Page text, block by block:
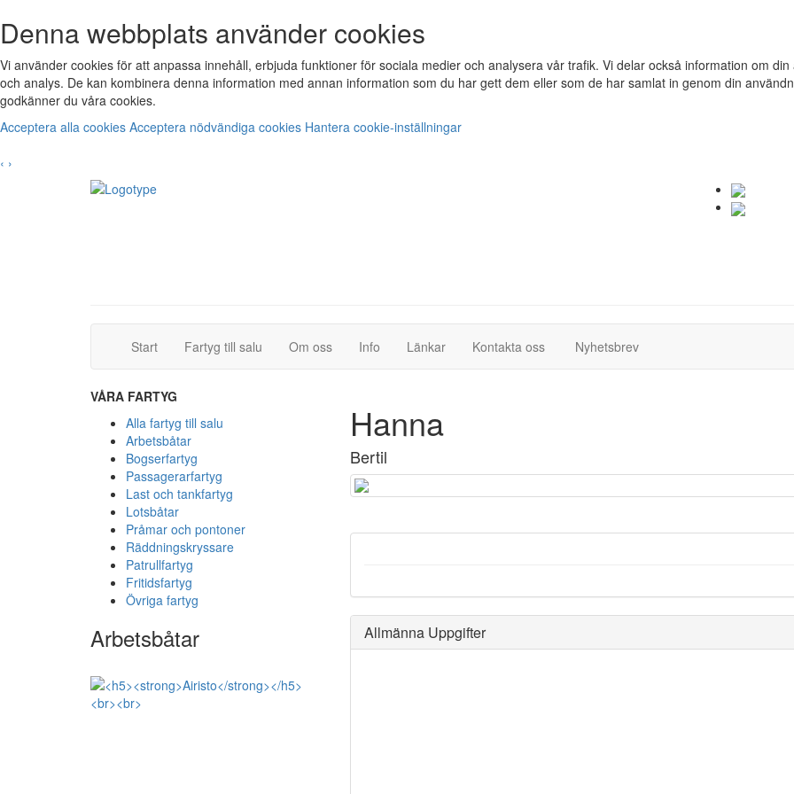
Denna webbplats använder cookies
Vi använder cookies för att anpassa innehåll, erbjuda funktioner för sociala medier och analysera vår trafik. Vi delar också information om
och analys. De kan kombinera denna information med annan information som du har gett dem eller som de har samlat in genom din
godkänner du våra cookies.
Acceptera alla cookies Acceptera nödvändiga cookies Hantera cookie-inställningar
‹ ›
Start(current)Fartyg till salu (current)Om oss Info Länkar Kontakta oss(current)Nyhetsbrev(current)
VÅRA FARTYG
Alla fartyg till salu
Arbetsbåtar
Bogserfartyg
Passagerarfartyg
Last och tankfartyg
Lotsbåtar
Pråmar och pontoner
Räddningskryssare
Patrullfartyg
Fritidsfartyg
Övriga fartyg
Arbetsbåtar
Hanna
Bertil
Allmänna Uppgifter